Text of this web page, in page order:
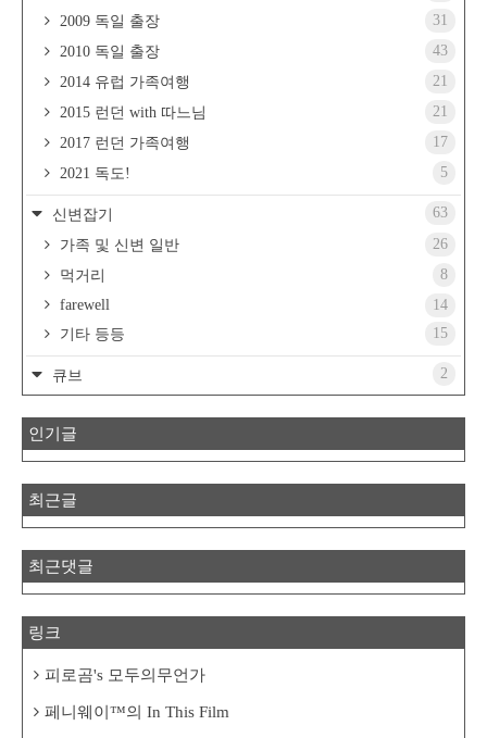
2009 독일 출장
31
2010 독일 출장
43
2014 유럽 가족여행
21
2015 런던 with 따느님
21
2017 런던 가족여행
17
2021 독도!
5
신변잡기
63
가족 및 신변 일반
26
먹거리
8
farewell
14
기타 등등
15
큐브 2
인기글
최근글
최근댓글
링크
피로곰's 모두의무언가
페니웨이™의 In This Film